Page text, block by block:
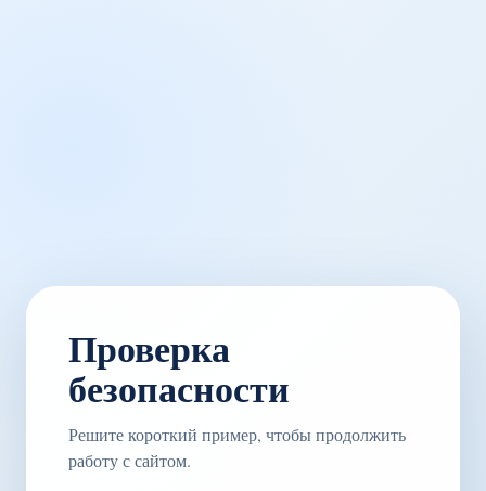
Проверка
безопасности
Решите короткий пример, чтобы продолжить
работу с сайтом.